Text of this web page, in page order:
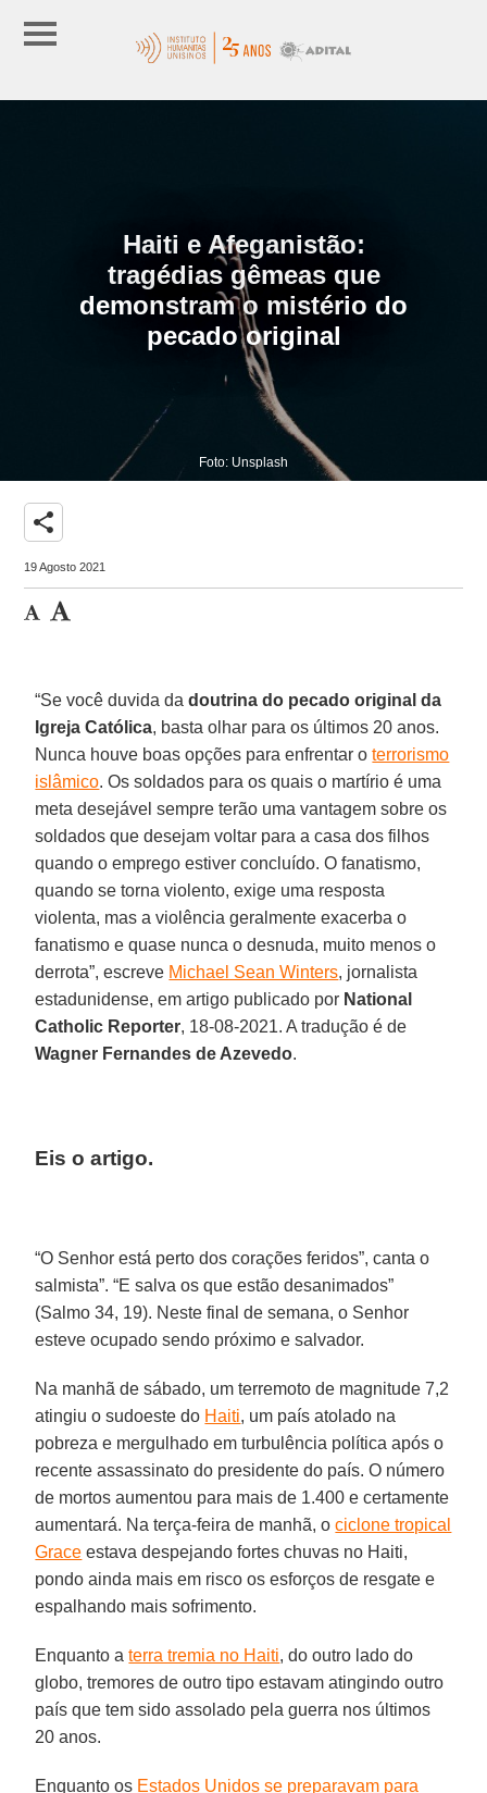
Haiti e Afeganistão:
tragédias gêmeas que
demonstram o mistério do
pecado original
Foto: Unsplash
share
19 Agosto 2021
“Se você duvida dadoutrina do pecado original da
Igreja Católica, basta olhar para os últimos 20 anos.
Nunca houve boas opções para enfrentar oterrorismo
islâmico. Os soldados para os quais o martírio é uma
meta desejável sempre terão uma vantagem sobre os
soldados que desejam voltar para a casa dos filhos
quando o emprego estiver concluído. O fanatismo,
quando se torna violento, exige uma resposta
violenta, mas a violência geralmente exacerba o
fanatismo e quase nunca o desnuda, muito menos o
derrota”, escreve Michael Sean Winters, jornalista
estadunidense, em artigo publicado por National
Catholic Reporter, 18-08-2021. A tradução é de
Wagner Fernandes de Azevedo.
Eis o artigo.
“O Senhor está perto dos corações feridos”, canta o
salmista”. “E salva os que estão desanimados”
(Salmo 34, 19). Neste final de semana, o Senhor
esteve ocupado sendo próximo e salvador.
Na manhã de sábado, um terremoto de magnitude 7,2
atingiu o sudoeste do Haiti, um país atolado na
pobreza e mergulhado em turbulência política após o
recente assassinato do presidente do país. O número
de mortos aumentou para mais de 1.400 e certamente
aumentará. Na terça-feira de manhã, ociclone tropical
Grace estava despejando fortes chuvas no Haiti,
pondo ainda mais em risco os esforços de resgate e
espalhando mais sofrimento.
Enquanto aterra tremia no Haiti, do outro lado do
globo, tremores de outro tipo estavam atingindo outro
país que tem sido assolado pela guerra nos últimos
20 anos.
Enquanto os Estados Unidos se preparavam para